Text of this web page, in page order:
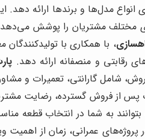
انواع مدل‌ها و برندها ارائه
مختلف مشتریان را پوشش
، با همکاری با
رقابتی و منصفانه ارائه دهد.
شامل گارانتی، تعمیرات و
پس از فروش گسترده، رضایت
به شما در انتخاب قطعه
پروژه‌های عمرانی، زمان از اهمیت